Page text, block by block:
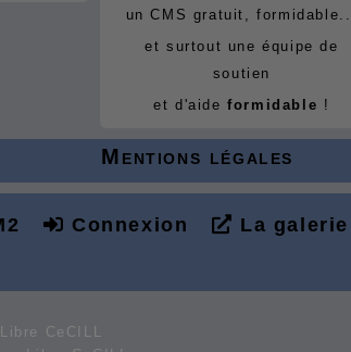
un CMS gratuit, formidable...
et surtout une équipe de
soutien
et d'aideformidable !
Mentions légales
Connexion La galerie
CeCILL